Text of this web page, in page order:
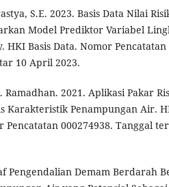
S.E. 2023. Basis Data Nilai
Model Prediktor Variabel
Basis Data. Nomor Pencatatan
10 April 2023.
2021. Aplikasi Pakar
Karakteristik Penampungan Air.
000274938. Tanggal
Pengendalian Demam Berdarah